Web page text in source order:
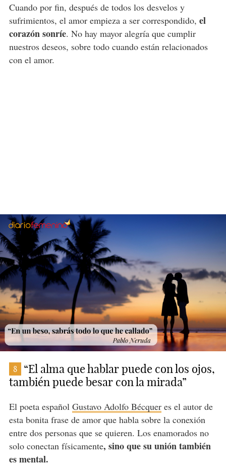
Cuando por fin, después de todos los desvelos y
sufrimientos, el amor empieza a ser correspondido, el
corazón sonríe. No hay mayor alegría que cumplir
nuestros deseos, sobre todo cuando están relacionados
con el amor.
8
“El alma que hablar puede con los ojos,
también puede besar con la mirada”
El poeta español Gustavo Adolfo Bécqueres el autor de
esta bonita frase de amor que habla sobre la conexión
entre dos personas que se quieren. Los enamorados no
solo conectan físicamente, sino que su unión también
es mental.